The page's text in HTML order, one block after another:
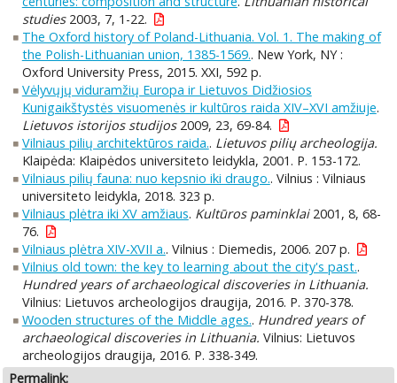
studies2003, 7, 1-22.
The Oxford history of Poland-Lithuania. Vol. 1. The making of
the Polish-Lithuanian union, 1385-1569.. New York, NY :
Oxford University Press, 2015. XXI, 592 p.
Vėlyvųjų viduramžių Europa ir Lietuvos Didžiosios
Kunigaikštystės visuomenės ir kultūros raida XIV–XVI amžiuje.
Lietuvos istorijos studijos2009, 23, 69-84.
Vilniaus pilių architektūros raida.. Lietuvos pilių archeologija.
Klaipėda: Klaipėdos universiteto leidykla, 2001. P. 153-172.
Vilniaus pilių fauna: nuo kepsnio iki draugo.. Vilnius : Vilniaus
universiteto leidykla, 2018. 323 p.
Vilniaus plėtra iki XV amžiaus. Kultūros paminklai2001, 8, 68-
76.
Vilniaus plėtra XIV-XVII a.. Vilnius : Diemedis, 2006. 207 p.
Vilnius old town: the key to learning about the city's past..
Hundred years of archaeological discoveries in Lithuania.
Vilnius: Lietuvos archeologijos draugija, 2016. P. 370-378.
Wooden structures of the Middle ages.. Hundred years of
archaeological discoveries in Lithuania. Vilnius: Lietuvos
archeologijos draugija, 2016. P. 338-349.
Permalink: